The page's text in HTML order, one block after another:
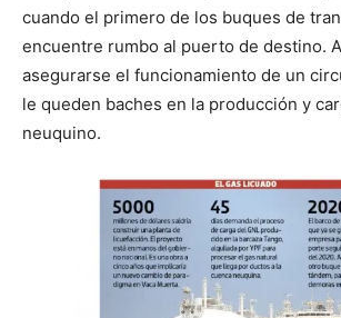
cuando el primero de los buques de
encuentre rumbo al puerto de destino.
asegurarse el funcionamiento de un
le queden baches en la producción y
neuquino.